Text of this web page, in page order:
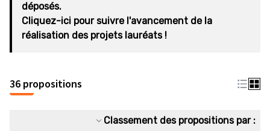
déposés.
Cliquez-ici pour suivre l'avancement de la
réalisation des projets lauréats !
36 propositions
Classement des propositions par :